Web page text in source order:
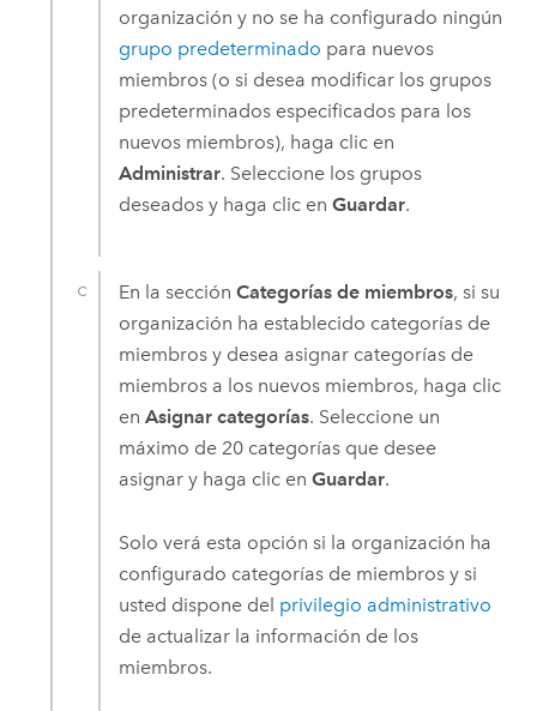
organización y no se ha configurado ningún
grupo predeterminado para nuevos
miembros (o si desea modificar los grupos
predeterminados especificados para los
nuevos miembros), haga clic en
Administrar. Seleccione los grupos
deseados y haga clic enGuardar.
En la secciónCategorías de miembros, si su
organización ha establecido categorías de
miembros y desea asignar categorías de
miembros a los nuevos miembros, haga clic
enAsignar categorías. Seleccione un
máximo de 20 categorías que desee
asignar y haga clic enGuardar.
Solo verá esta opción si la organización ha
configurado categorías de miembros y si
usted dispone del privilegio administrativo
de actualizar la información de los
miembros.